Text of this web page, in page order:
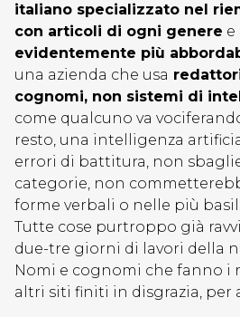
italiano specializzato nel
con articoli di ogni genere e
evidentemente più
una azienda che usa
cognomi, non sistemi di
come qualcuno va
resto, una intelligenza
errori di battitura, non
categorie, non
forme verbali o nelle più
Tutte cose purtroppo già
due-tre giorni di lavori della
Nomi e cognomi che fanno i
altri siti finiti in disgrazia, per